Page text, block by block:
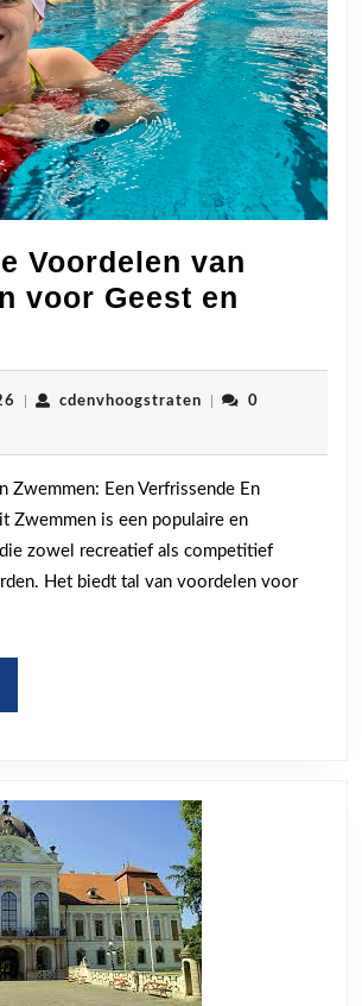
Voordelen van
voor Geest en
Zwemmen
30
cdenvhoogstratencdenvhoogstraten
0
Zwemmen: Een Verfrissende En
Zwemmen is een populaire en
zowel recreatief als competitief
Het biedt tal van voordelen voor